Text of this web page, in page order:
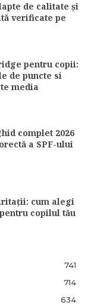
de calitate și
verificate pe
pentru copii:
de puncte si
media
complet 2026
a SPF-ului
cum alegi
copilul tău
741
714
634